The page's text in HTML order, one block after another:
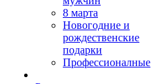
8 марта
Новогодние и
рождественские
подарки
Профессионалные